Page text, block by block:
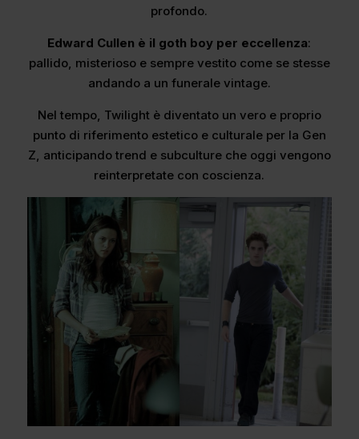
profondo.
Edward Cullen è il goth boy per eccellenza:
pallido, misterioso e sempre vestito come se stesse
andando a un funerale vintage.
Nel tempo, Twilight è diventato un vero e proprio
punto di riferimento estetico e culturale per la Gen
Z, anticipando trend e subculture che oggi vengono
reinterpretate con coscienza.